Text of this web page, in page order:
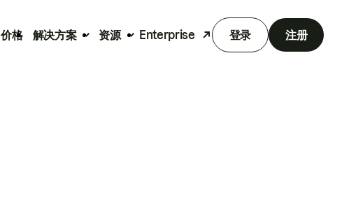
价格 解决方案 资源 Enterprise 登录 注册